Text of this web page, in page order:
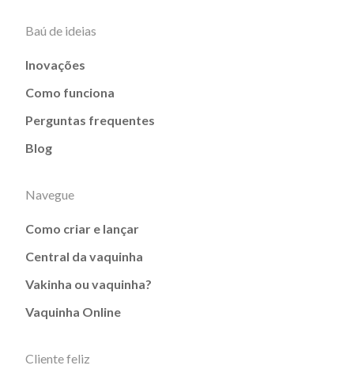
Baú de ideias
Inovações
Como funciona
Perguntas frequentes
Blog
Navegue
Como criar e lançar
Central da vaquinha
Vakinha ou vaquinha?
Vaquinha Online
Cliente feliz